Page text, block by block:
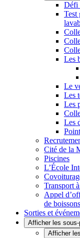
Défi
Test
Les
Le
Les
Les
Les
Cité de la
Piscines
L’École
Transport
Appel
de
Sorties et
Afficher les sous-
Afficher